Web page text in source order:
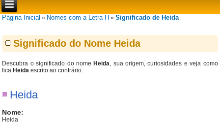
Página Inicial » Nomes com a Letra H »Significado de Heida
Significado do Nome Heida
Descubra o significado do nome Heida, sua origem, curiosidades e veja como
fica Heida escrito ao contrário.
Heida
Nome:
Heida